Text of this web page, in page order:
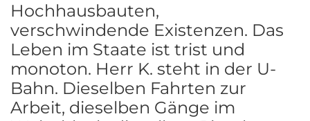
Hochhausbauten,
verschwindende Existenzen. Das
Leben im Staate ist trist und
monoton. Herr K. steht in der U-
Bahn. Dieselben Fahrten zur
Arbeit, dieselben Gänge im